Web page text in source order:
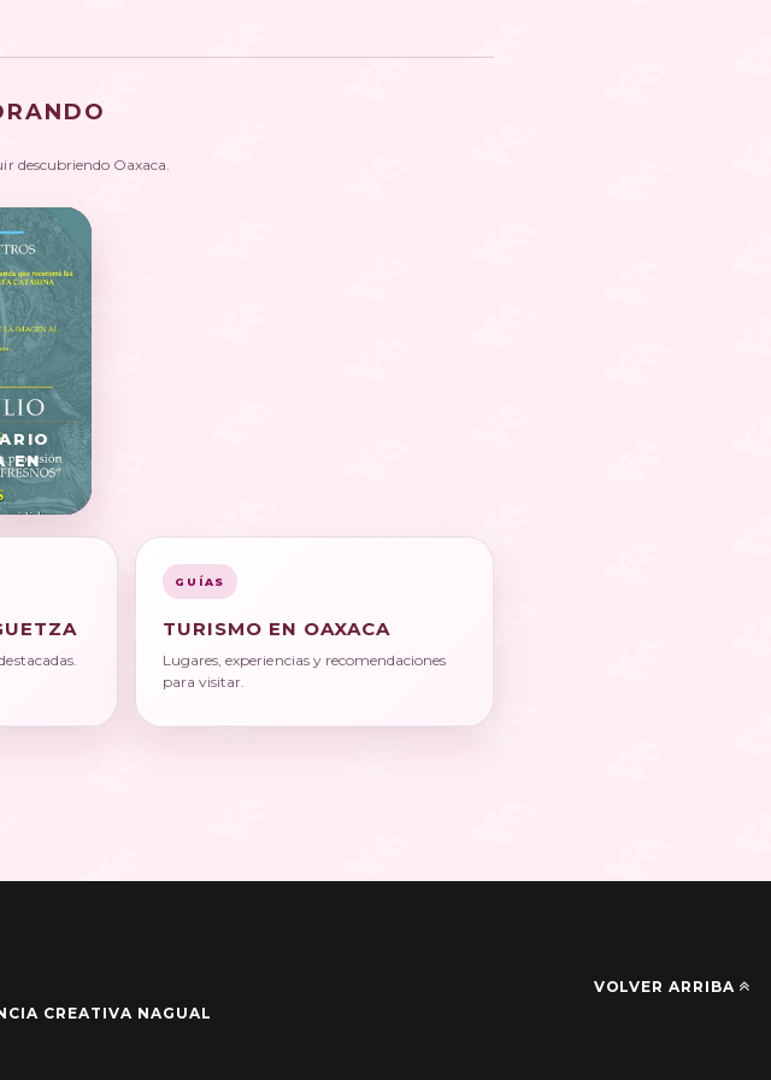
descubriendo Oaxaca.
EN
GUÍAS
TURISMO EN OAXACA
Lugares, experiencias y recomendaciones
para visitar.
VOLVER ARRIBA
CREATIVA NAGUAL